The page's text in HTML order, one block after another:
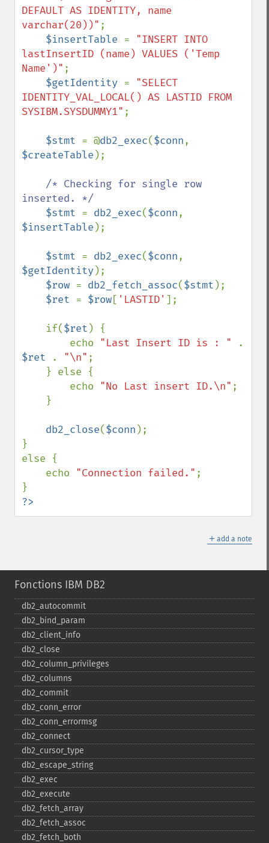
DEFAULT AS IDENTITY, name
varchar(20))" ;
$insertTable = "INSERT INTO
lastInsertID (name) VALUES ('Temp
Name')" ;
$getIdentity = "SELECT
IDENTITY_VAL_LOCAL() AS LASTID FROM
SYSIBM.SYSDUMMY1" ;
$stmt = @db2_exec($conn
$createTable );
/* Checking for single row
inserted. */
$stmt = db2_exec($conn
$insertTable );
$stmt = db2_exec($conn
$getIdentity );
$row = db2_fetch_assoc($stmt );
$ret = $row[ 'LASTID' ];
    if(
$ret ) {
        echo
"Last Insert ID is : "
$ret
. "\n" ;
        echo
"No Last insert ID.\n" ;
db2_close($conn );
}
else {
    echo
"Connection failed." ;
?>
＋ add a note
Fonctions IBM DB2
db2_​autocommit
db2_​bind_​param
db2_​client_​info
db2_​close
db2_​column_​privileges
db2_​columns
db2_​commit
db2_​conn_​error
db2_​conn_​errormsg
db2_​connect
db2_​cursor_​type
db2_​escape_​string
db2_​exec
db2_​execute
db2_​fetch_​array
db2_​fetch_​assoc
db2_​fetch_​both